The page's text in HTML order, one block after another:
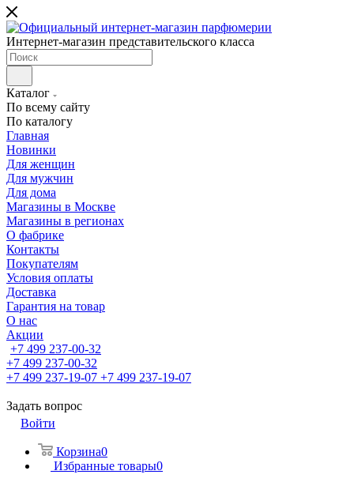
Интернет-магазин представительского класса
Каталог
По всему сайту
По каталогу
Главная
Новинки
Для женщин
Для мужчин
Для дома
Магазины в Москве
Магазины в регионах
О фабрике
Контакты
Покупателям
Условия оплаты
Доставка
Гарантия на товар
О нас
Акции
+7 499 237-00-32
+7 499 237-00-32
+7 499 237-19-07 +7 499 237-19-07
Задать вопрос
Войти
Корзина0
Избранные товары0